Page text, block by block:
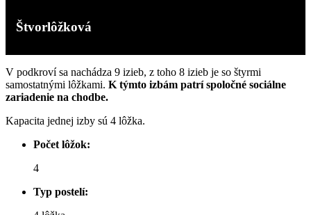
Štvorlôžková
V podkroví sa nachádza 9 izieb, z toho 8 izieb je so štyrmi
samostatnými lôžkami. K týmto izbám patrí spoločné sociálne
zariadenie na chodbe.
Kapacita jednej izby sú 4 lôžka.
Počet lôžok:
4
Typ postelí: